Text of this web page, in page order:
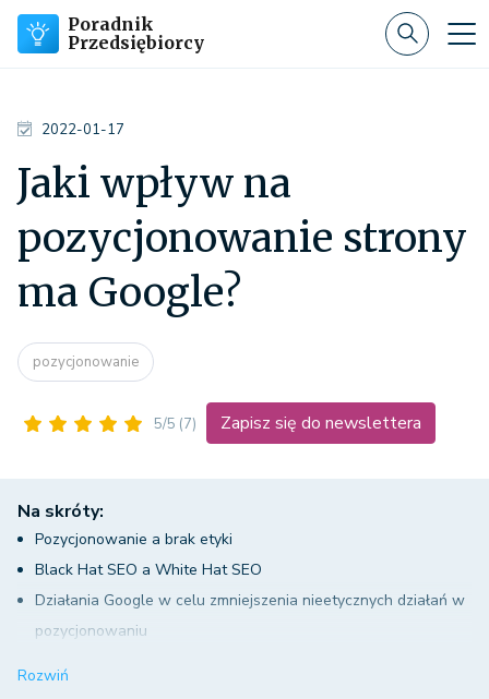
Poradnik
Przedsiębiorcy
2022-01-17
Jaki wpływ na
pozycjonowanie strony
ma Google?
pozycjonowanie
5/5 (7) Zapisz się do newslettera
Na skróty:
Pozycjonowanie a brak etyki
Black Hat SEO a White Hat SEO
Działania Google w celu zmniejszenia nieetycznych działań w
pozycjonowaniu
Rozwiń